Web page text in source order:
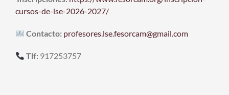
cursos-de-lse-2026-2027/
Contacto: profesores.lse.fesorcam@gmail.com
Tlf: 917253757